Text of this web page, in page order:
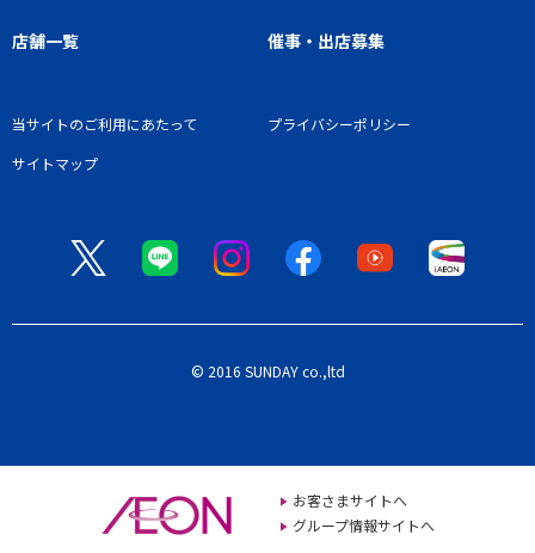
店舗一覧 催事・出店募集
当サイトのご利用にあたって
プライバシーポリシー
サイトマップ
© 2016 SUNDAY co.,ltd
お客さまサイトへ
グループ情報サイトへ